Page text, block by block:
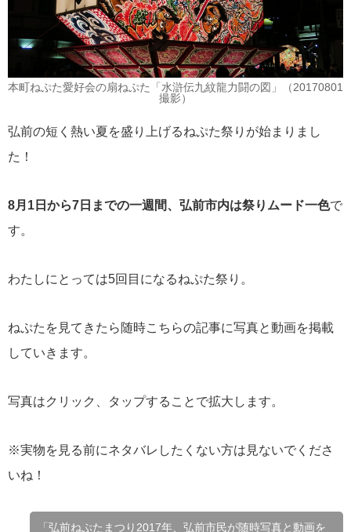
本町ねぷた愛好会の扇ねぷた「水滸伝九紋龍力闘の図」（20170801
撮影）
弘前の短く熱い夏を盛り上げるねぷた祭りが始まりまし
た！
8月1日から7日までの一週間、弘前市内は祭りムード一色で
す。
わたしにとっては5回目になるねぷた祭り。
ねぷたを見てきたら随時こちらの記事に写真と動画を掲載
していきます。
写真はクリック、タップすることで拡大します。
※実物を見る前にネタバレしたくない方は見ないでくださ
いね！
「弘前ねぷたまつり2017年、弘前市民が随時写真と動画を